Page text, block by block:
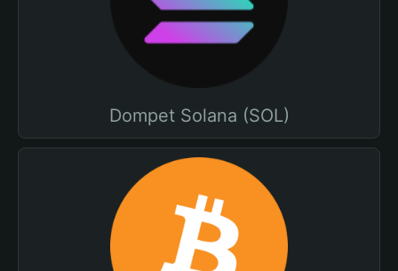
Dompet Solana (SOL)